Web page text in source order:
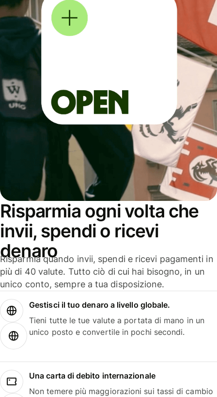
Risparmia ogni volta che
invii, spendi o ricevi
denaro
Risparmia quando invii, spendi e ricevi pagamenti in
più di 40 valute. Tutto ciò di cui hai bisogno, in un
unico conto, sempre a tua disposizione.
Gestisci il tuo denaro a livello globale.
Tieni tutte le tue valute a portata di mano in un
unico posto e convertile in pochi secondi.
Una carta di debito internazionale
Non temere più maggiorazioni sui tassi di cambio